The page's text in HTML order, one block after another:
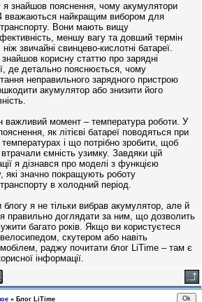
знайшов пояснення, чому акумулятори
вважаються найкращим вибором для
Вони мають вищу
меншу вагу та довший термін
звичайні свинцево-кислотні батареї.
корисну статтю про зарядні
де детально пояснюється, чому
неправильного зарядного пристрою
акумулятор або знизити його
важливий момент – температура роботи. У
як літієві батареї поводяться при
температурах і що потрібно зробити, щоб
ємність узимку. Завдяки цій
я дізнався про моделі з функцією
які значно покращують роботу
в холодний період.
блогу я не тільки вибрав акумулятор, але й
правильно доглядати за ним, що дозволить
багато років. Якщо ви користуєтеся
скутером або навіть
раджу почитати блог LiTime – там є
інформації.
» Блог LiTime